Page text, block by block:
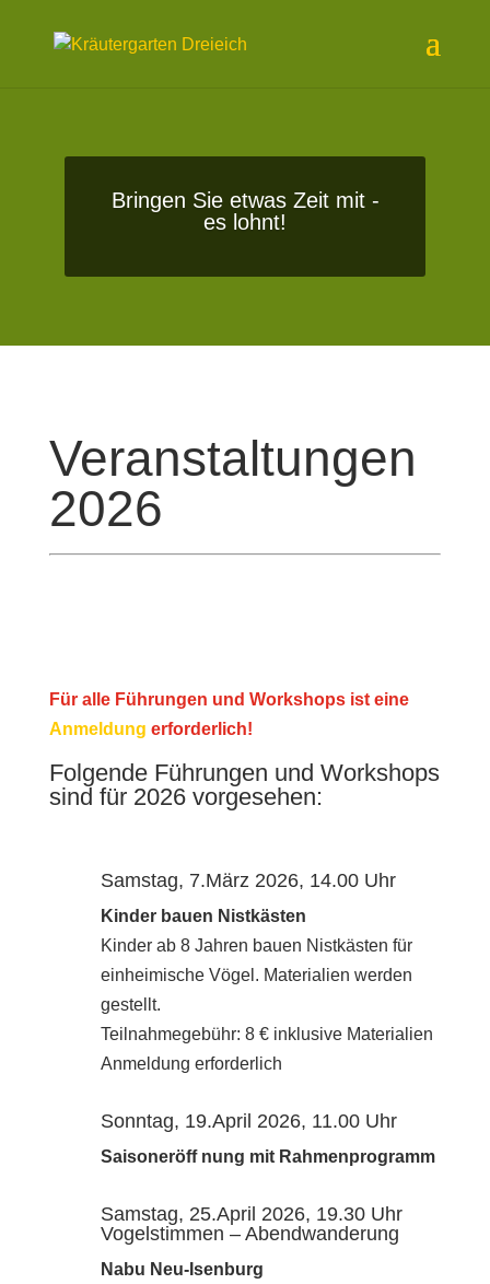
Bringen Sie etwas Zeit mit -
es lohnt!
Veranstaltungen
2026
Für alle Führungen und Workshops ist eine
Anmeldung erforderlich!
Folgende Führungen und Workshops
sind für 2026 vorgesehen:
Samstag, 7.März 2026, 14.00 Uhr
Kinder bauen Nistkästen
Kinder ab 8 Jahren bauen Nistkästen für
einheimische Vögel. Materialien werden
gestellt.
Teilnahmegebühr: 8 € inklusive Materialien
Anmeldung erforderlich
Sonntag, 19.April 2026, 11.00 Uhr
Saisoneröff nung mit Rahmenprogramm
Samstag, 25.April 2026, 19.30 Uhr
Vogelstimmen – Abendwanderung
Nabu Neu-Isenburg